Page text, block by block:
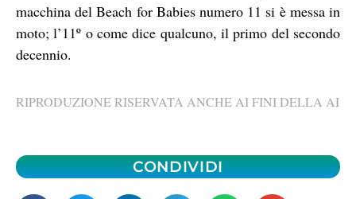
macchina del Beach for Babies numero 11 si è messa in
moto; l’11º o come dice qualcuno, il primo del secondo
decennio.
RIPRODUZIONE RISERVATA ANCHE AI FINI DELLA AI
CONDIVIDI